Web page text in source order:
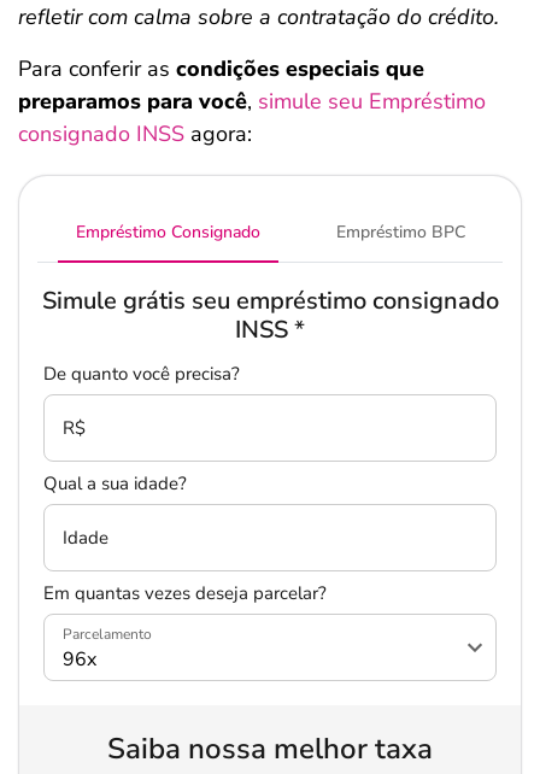
refletir com calma sobre a contratação do crédito.
Para conferir as condições especiais que
preparamos para você, simule seu Empréstimo
consignado INSS agora:
Empréstimo Consignado Empréstimo BPC
Simule grátis seu empréstimo consignado
INSS*
De quanto você precisa?
R$
Qual a sua idade?
Idade
Em quantas vezes deseja parcelar?
Parcelamento
Saiba nossa melhor taxa